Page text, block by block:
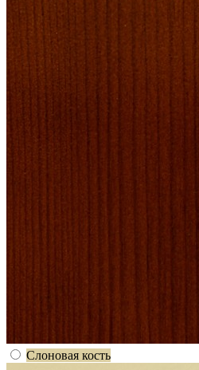
Слоновая кость